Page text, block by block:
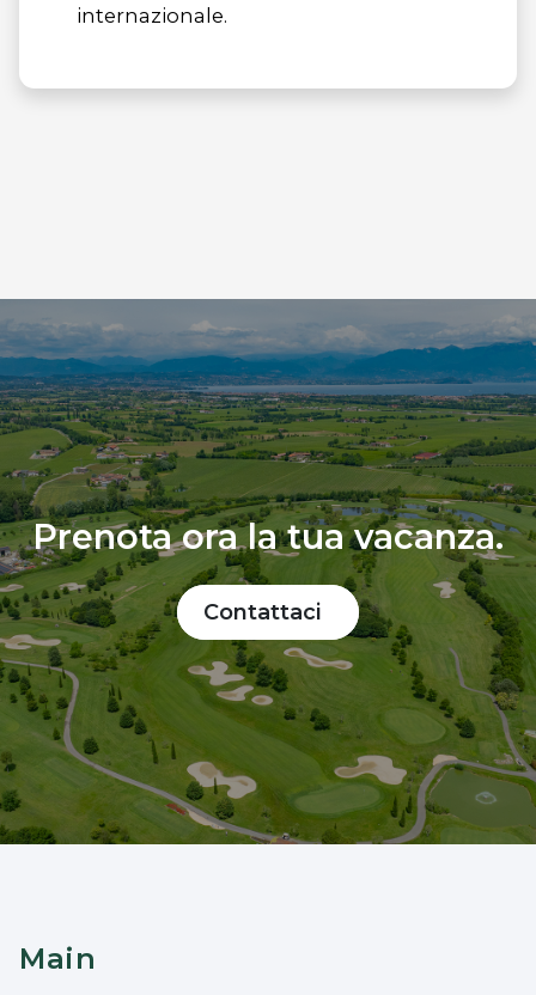
internazionale.
Prenota ora la tua vacanza.
Contattaci
Main